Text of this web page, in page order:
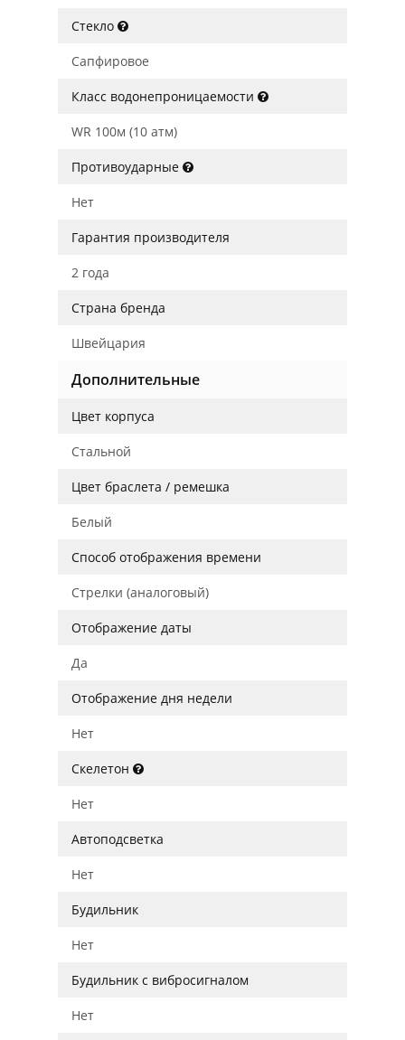
Стекло
Сапфировое
Класс водонепроницаемости
WR 100м (10 атм)
Противоударные
Нет
Гарантия производителя
2 года
Страна бренда
Швейцария
Дополнительные
Цвет корпуса
Стальной
Цвет браслета / ремешка
Белый
Способ отображения времени
Стрелки (аналоговый)
Отображение даты
Да
Отображение дня недели
Нет
Скелетон
Нет
Автоподсветка
Нет
Будильник
Нет
Будильник с вибросигналом
Нет